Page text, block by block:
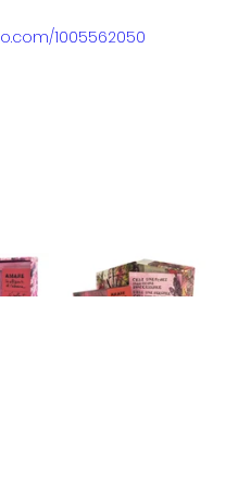
1005562050